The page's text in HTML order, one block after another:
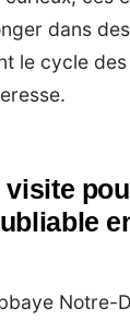
dans
le cycle
Notre-